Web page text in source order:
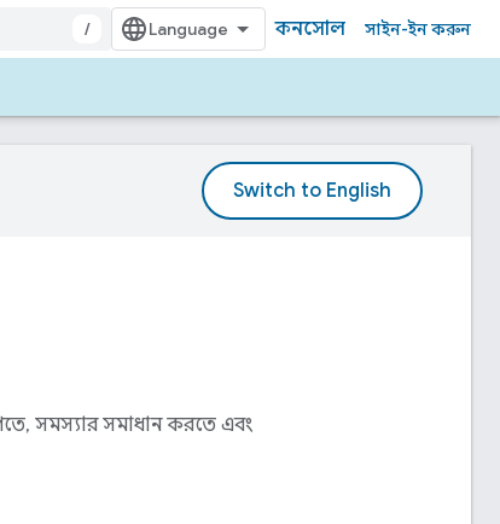
/ কনসোল সাইন-ইন করুন
সমস্যার সমাধান করতে এবং